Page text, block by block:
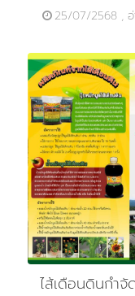
25/07/2568 , อ่
ไส้เดือนดินกำจั